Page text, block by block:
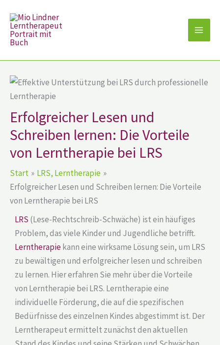
Inhalt
springen
Erfolgreicher Lesen und
Schreiben lernen: Die Vorteile
von Lerntherapie bei LRS
Start
LRS, Lerntherapie
Erfolgreicher Lesen und Schreiben lernen: Die Vorteile
von Lerntherapie bei LRS
LRS (Lese-Rechtschreib-Schwäche) ist ein häufiges
Problem, das viele Kinder und Jugendliche betrifft.
Lerntherapiekann eine wirksame Lösung sein, um LRS
zu bewältigen und erfolgreicher lesen und schreiben
zu lernen. Hier erfahren Sie mehr über die Vorteile
von Lerntherapie bei LRS. Lerntherapie eine
individuelle Förderung, die auf die spezifischen
Bedürfnisse des einzelnen Kindes abgestimmt ist. Der
Lerntherapeut ermittelt zunächst den aktuellen